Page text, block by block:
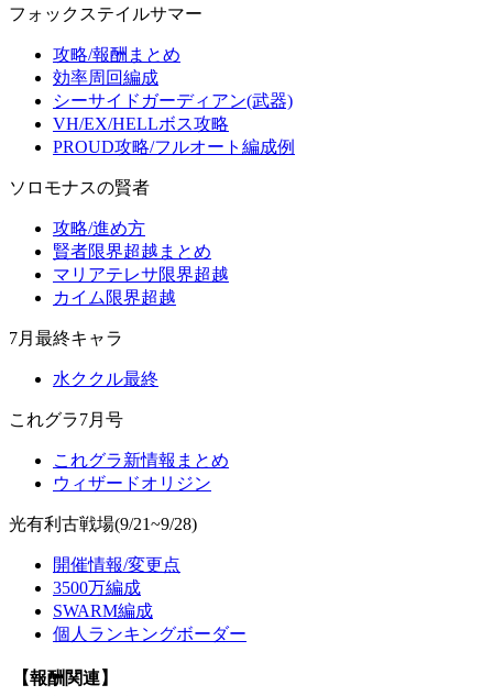
フォックステイルサマー
攻略/報酬まとめ
効率周回編成
シーサイドガーディアン(武器)
VH/EX/HELLボス攻略
PROUD攻略/フルオート編成例
ソロモナスの賢者
攻略/進め方
賢者限界超越まとめ
マリアテレサ限界超越
カイム限界超越
7月最終キャラ
水ククル最終
これグラ7月号
これグラ新情報まとめ
ウィザードオリジン
光有利古戦場(9/21~9/28)
開催情報/変更点
3500万編成
SWARM編成
個人ランキングボーダー
【報酬関連】